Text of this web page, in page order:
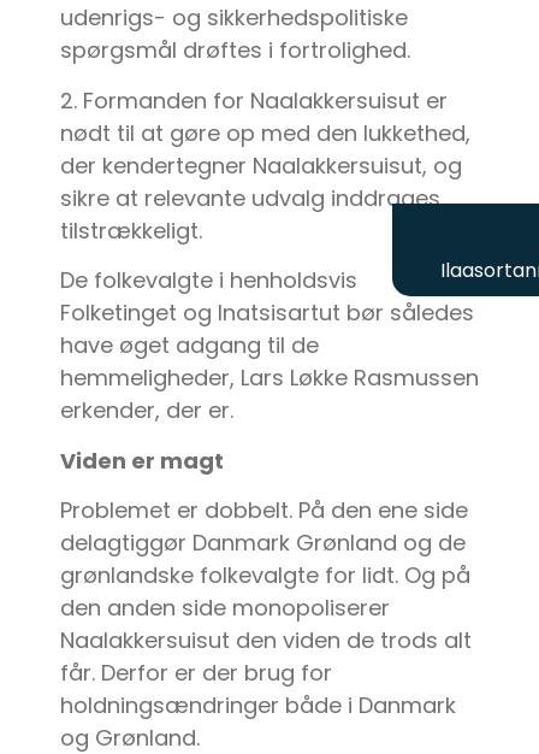
udenrigs- og sikkerhedspolitiske
spørgsmål drøftes i fortrolighed.
2. Formanden for Naalakkersuisut er
nødt til at gøre op med den lukkethed,
der kendertegner Naalakkersuisut, og
sikre at relevante udvalg inddrages
tilstrækkeligt.
De folkevalgte i henholdsvis
Folketinget og Inatsisartut bør således
have øget adgang til de
hemmeligheder, Lars Løkke Rasmussen
erkender, der er.
Viden er magt
Problemet er dobbelt. På den ene side
delagtiggør Danmark Grønland og de
grønlandske folkevalgte for lidt. Og på
den anden side monopoliserer
Naalakkersuisut den viden de trods alt
får. Derfor er der brug for
holdningsændringer både i Danmark
og Grønland.